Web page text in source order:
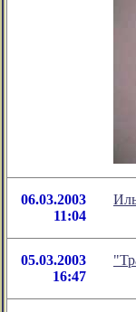
06.03.2003
11:04
05.03.2003
16:47